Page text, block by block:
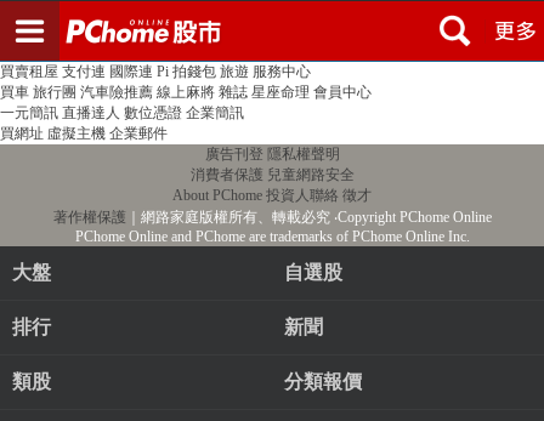
PChome首頁 線上購物 24h購物 書店
買賣租屋 支付連 國際連 Pi 拍錢包 旅遊 服務中心
買車 旅行團 汽車險推薦 線上麻將 雜誌 星座命理 會員中心
一元簡訊 直播達人 數位憑證 企業簡訊
買網址 虛擬主機 企業郵件
廣告刊登 隱私權聲明
消費者保護 兒童網路安全
About PChome 投資人聯絡 徵才
著作權保護 ｜網路家庭版權所有、轉載必究‧Copyright PChome Online
PChome Online and PChome are trademarks of PChome Online Inc.
大盤 自選股
排行 新聞
類股 分類報價